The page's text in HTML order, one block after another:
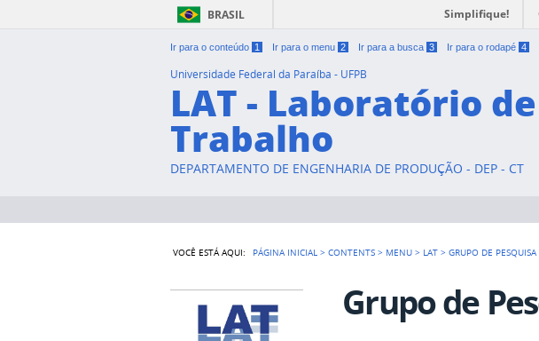
Ir para o conteúdo 1 Ir para o menu 2 Ir para a busca 3 Ir para o rodapé 4
BRASIL Simplifique!
Universidade Federal da Paraíba - UFPB
LAT - Laboratório
Trabalho
DEPARTAMENTO DE ENGENHARIA DE PRODUÇÃO - DEP - CT
VOCÊ ESTÁ AQUI: PÁGINA INICIAL >CONTENTS > MENU > LAT >GRUPO DE PESQUISA
Grupo de